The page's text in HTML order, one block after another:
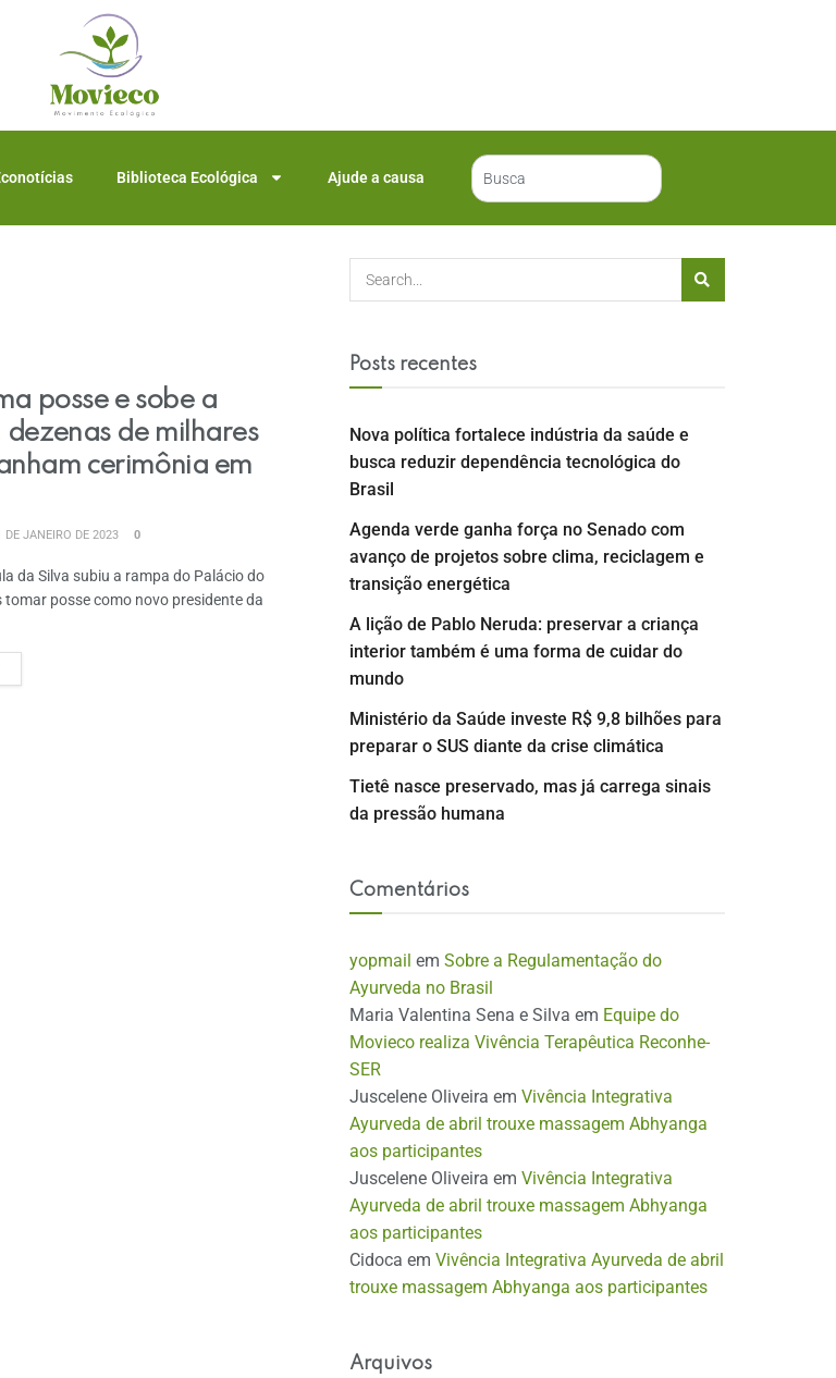
Biblioteca Ecológica Ajude a causa
posse e sobe a
de milhares
cerimônia em
DE JANEIRO DE 2023 0
da Silva subiu a rampa do Palácio do
tomar posse como novo presidente da
Posts recentes
Nova política fortalece indústria da saúde e
busca reduzir dependência tecnológica do
Brasil
Agenda verde ganha força no Senado com
avanço de projetos sobre clima, reciclagem e
transição energética
A lição de Pablo Neruda: preservar a criança
interior também é uma forma de cuidar do
mundo
Ministério da Saúde investe R$ 9,8 bilhões para
preparar o SUS diante da crise climática
Tietê nasce preservado, mas já carrega sinais
da pressão humana
Comentários
yopmail em Sobre a Regulamentação do
Ayurveda no Brasil
Maria Valentina Sena e Silva em Equipe do
Movieco realiza Vivência Terapêutica Reconhe-
SER
Juscelene Oliveira em Vivência Integrativa
Ayurveda de abril trouxe massagem Abhyanga
aos participantes
Juscelene Oliveira em Vivência Integrativa
Ayurveda de abril trouxe massagem Abhyanga
aos participantes
Cidoca em Vivência Integrativa Ayurveda de abril
trouxe massagem Abhyanga aos participantes
Arquivos